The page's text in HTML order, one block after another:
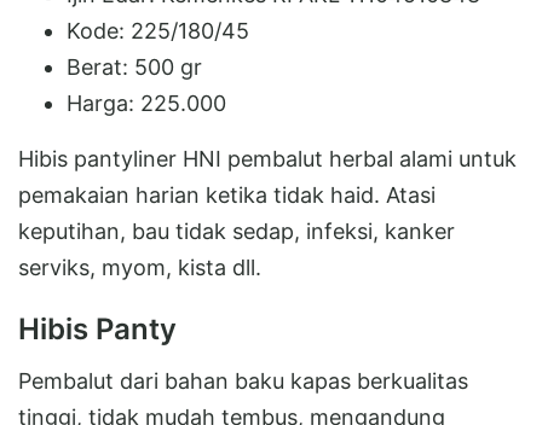
Kode: 225/180/45
Berat: 500 gr
Harga: 225.000
Hibis pantyliner HNI pembalut herbal alami untuk
pemakaian harian ketika tidak haid. Atasi
keputihan, bau tidak sedap, infeksi, kanker
serviks, myom, kista dll.
Hibis Panty
Pembalut dari bahan baku kapas berkualitas
tinggi, tidak mudah tembus, mengandung